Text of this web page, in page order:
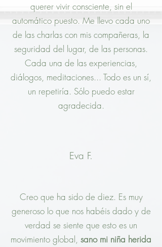
querer vivir consciente, sin el
automático puesto. Me llevo cada uno
de las charlas con mis compañeras, la
seguridad del lugar, de las personas.
Cada una de las experiencias,
diálogos, meditaciones... Todo es un sí,
un repetiría. Sólo puedo estar
agradecida.
Eva F.
Creo que ha sido de diez. Es muy
generoso lo que nos habéis dado y de
verdad se siente que esto es un
movimiento global, sano mi niña herida